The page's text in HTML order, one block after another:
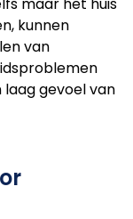
kunnen
van
gevoel van